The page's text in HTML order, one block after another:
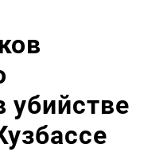
убийстве